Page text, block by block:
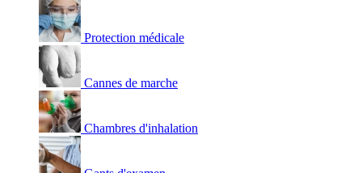
Protection médicale
Cannes de marche
Chambres d'inhalation